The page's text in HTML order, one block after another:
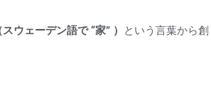
ウェーデン語で “家” ）
という言葉から